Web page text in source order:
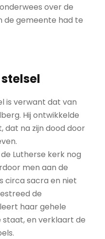
over de
de gemeente had te
is verwant dat van
Hij ontwikkelde
dat na zijn dood door
Lutherse kerk nog
men aan de
circa sacra en niet
de
haar gehele
en verklaart de